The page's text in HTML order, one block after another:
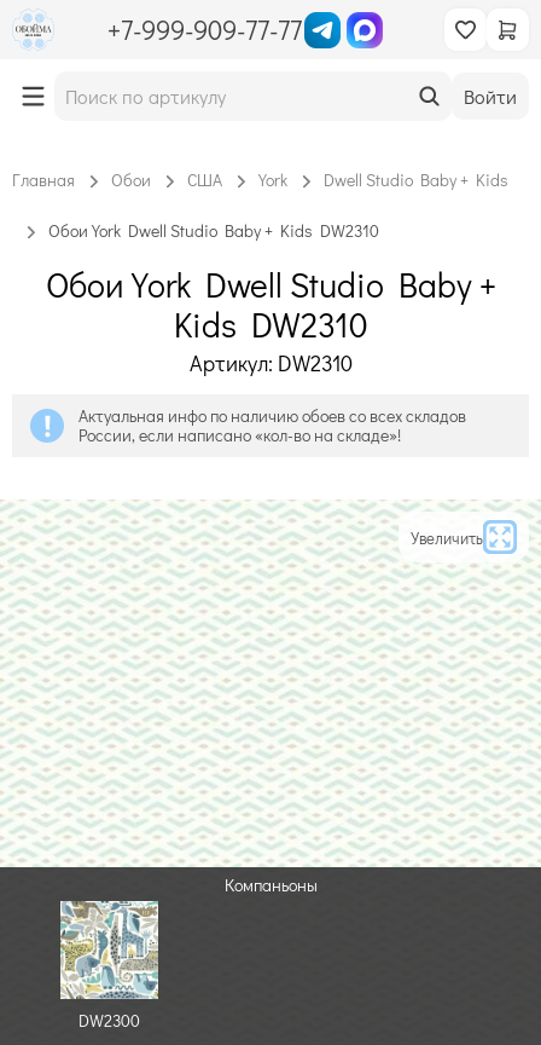
+7-999-909-77-77
Войти
Главная Обои США York Dwell Studio Baby + Kids
Обои York Dwell Studio Baby + Kids DW2310
Обои York Dwell Studio Baby +
Kids DW2310
Артикул: DW2310
Актуальная инфо по наличию обоев со всех складов
России, если написано «кол-во на складе»!
Увеличить
Компаньоны
DW2300